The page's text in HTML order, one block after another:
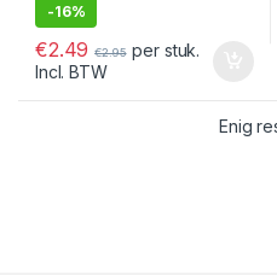
-16%
€2.49 €2.95 per stuk.
Incl. BTW
Enig